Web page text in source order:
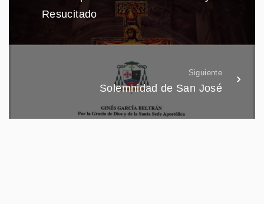
Resucitado
Siguiente
Solemnidad de San José